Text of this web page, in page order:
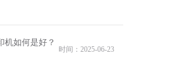
机如何是好？
时间：2025-06-23